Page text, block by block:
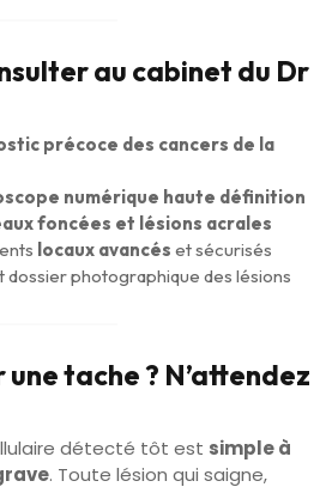
au cabinet du Dr
précoce des cancers de la
numérique haute définition
foncées et lésions acrales
locaux avancés et sécurisés
dossier photographique des lésions
une tache ? N’attendez
détecté tôt est simple à
. Toute lésion qui saigne,